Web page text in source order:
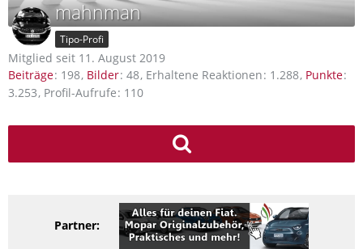
mahnman
Tipo-Profi
Mitglied seit 11. August 2019
Beiträge 198 Bilder 48 Erhaltene Reaktionen 1.288 Punkte
3.253 Profil-Aufrufe 110
Partner: